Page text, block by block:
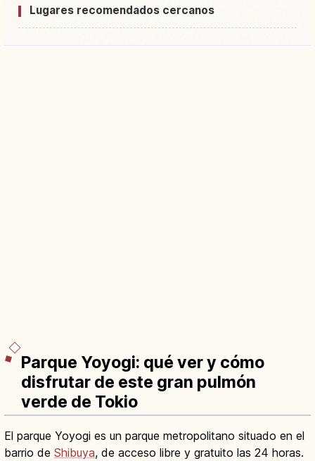
Lugares recomendados cercanos
Parque Yoyogi: qué ver y cómo
disfrutar de este gran pulmón
verde de Tokio
El parque Yoyogi es un parque metropolitano situado en el
barrio de Shibuya, de acceso libre y gratuito las 24 horas.